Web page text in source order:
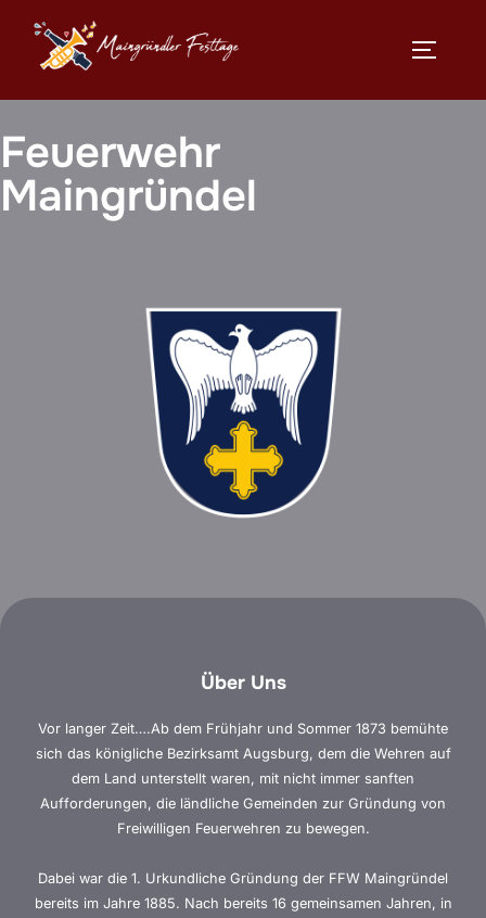
springen
Feuerwehr
Maingründel
Über Uns
Vor langer Zeit….Ab dem Frühjahr und Sommer 1873 bemühte
sich das königliche Bezirksamt Augsburg, dem die Wehren auf
dem Land unterstellt waren, mit nicht immer sanften
Aufforderungen, die ländliche Gemeinden zur Gründung von
Freiwilligen Feuerwehren zu bewegen.
Dabei war die 1. Urkundliche Gründung der FFW Maingründel
bereits im Jahre 1885. Nach bereits 16 gemeinsamen Jahren, in